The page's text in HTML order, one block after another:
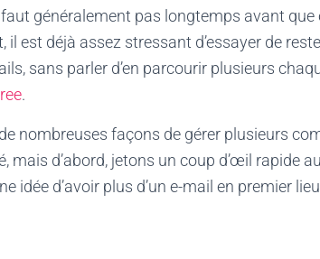
généralement pas longtemps avant que
est déjà assez stressant d’essayer de
sans parler d’en parcourir plusieurs
.
nombreuses façons de gérer plusieurs
mais d’abord, jetons un coup d’œil rapide
idée d’avoir plus d’un e-mail en premier